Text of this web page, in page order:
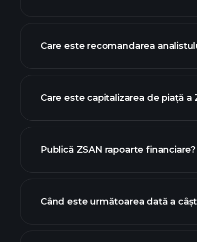
Care este recomandarea
Care este capitalizarea de piață a
lista
Publică ZSAN rapoarte financiare?
finanțele ZSAN
Când este următoarea dată a